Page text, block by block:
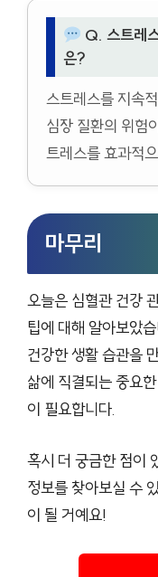
Q. 스트레
은?
스트레스를 지속
심장 질환의 위험
트레스를 효과적
마무리
오늘은 심혈관 건강
팁에 대해 알아보았
건강한 생활 습관을
삶에 직결되는 중요
이 필요합니다.
혹시 더 궁금한 점이
정보를 찾아보실 수
이 될 거예요!